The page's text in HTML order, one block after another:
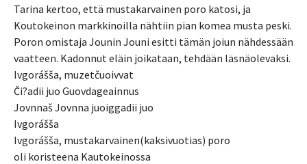
Tarina kertoo, että mustakarvainen poro katosi, ja
Koutokeinon markkinoilla nähtiin pian komea musta peski.
Poron omistaja Jounin Jouni esitti tämän joiun nähdessään
vaatteen. Kadonnut eläin joikataan, tehdään läsnäolevaksi.
Ivgorášša, muzetčuoivvat
Či?adii juo Guovdageainnus
Jovnnaš Jovnna juoiggadii juo
Ivgorášša
Ivgorášša, mustakarvainen(kaksivuotias) poro
oli koristeena Kautokeinossa